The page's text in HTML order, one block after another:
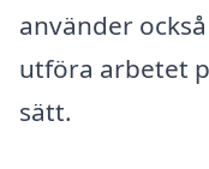
använder
utföra arbetet
sätt.